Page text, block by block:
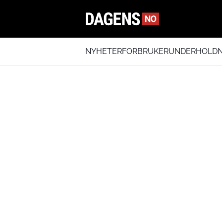
NYHETERFORBRUKER